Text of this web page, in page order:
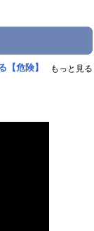
【危険】 もっと見る